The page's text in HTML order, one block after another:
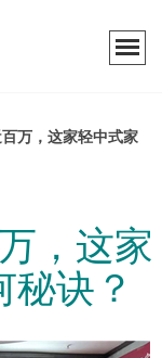
万，这家轻中式家
，这家
诀？